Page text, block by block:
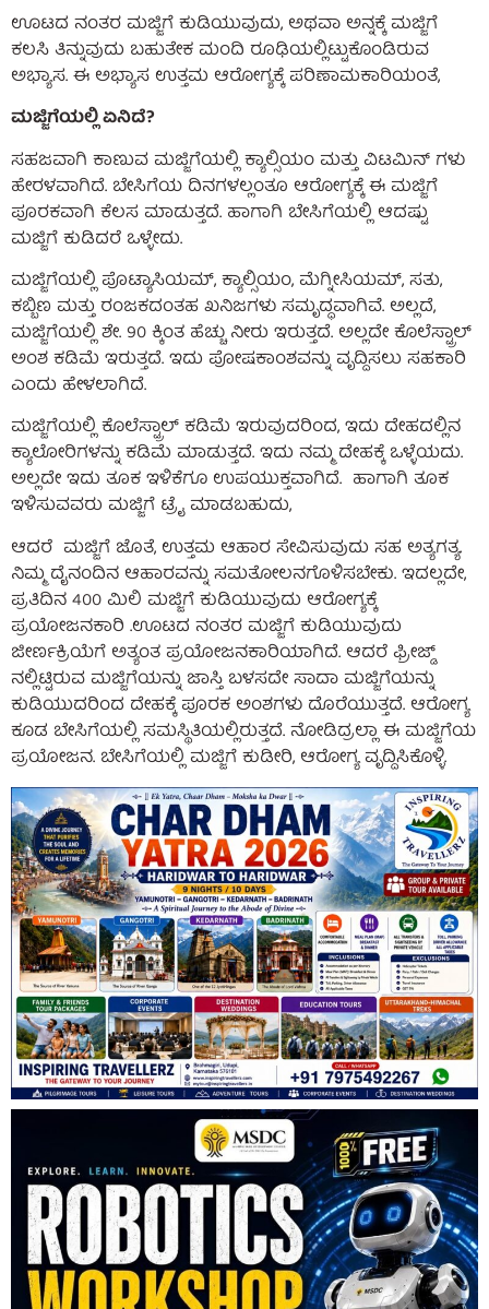
ಊಟದ ನಂತರ ಮಜ್ಜಿಗೆ ಕುಡಿಯುವುದು, ಅಥವಾ ಅನ್ನಕ್ಕೆ ಮಜ್ಜಿಗೆ
ಕಲಸಿ ತಿನ್ನುವುದು ಬಹುತೇಕ ಮಂದಿ ರೂಢಿಯಲ್ಲಿಟ್ಟುಕೊಂಡಿರುವ
ಅಭ್ಯಾಸ. ಈ ಅಭ್ಯಾಸ ಉತ್ತಮ ಆರೋಗ್ಯಕ್ಕೆ ಪರಿಣಾಮಕಾರಿಯಂತೆ,
ಮಜ್ಜಿಗೆಯಲ್ಲಿ ಏನಿದೆ?
ಸಹಜವಾಗಿ ಕಾಣುವ ಮಜ್ಜಿಗೆಯಲ್ಲಿ ಕ್ಯಾಲ್ಸಿಯಂ ಮತ್ತು ವಿಟಮಿನ್ ಗಳು
ಹೇರಳವಾಗಿದೆ. ಬೇಸಿಗೆಯ ದಿನಗಳಲ್ಲಂತೂ ಆರೋಗ್ಯಕ್ಕೆ ಈ ಮಜ್ಜಿಗೆ
ಪೂರಕವಾಗಿ ಕೆಲಸ ಮಾಡುತ್ತದೆ. ಹಾಗಾಗಿ ಬೇಸಿಗೆಯಲ್ಲಿ ಆದಷ್ಟು
ಮಜ್ಜಿಗೆ ಕುಡಿದರೆ ಒಳ್ಳೇದು.
ಮಜ್ಜಿಗೆಯಲ್ಲಿ ಪೊಟ್ಯಾಸಿಯಮ್, ಕ್ಯಾಲ್ಸಿಯಂ, ಮೆಗ್ನೀಸಿಯಮ್, ಸತು,
ಕಬ್ಬಿಣ ಮತ್ತು ರಂಜಕದಂತಹ ಖನಿಜಗಳು ಸಮೃದ್ಧವಾಗಿವೆ. ಅಲ್ಲದೆ,
ಮಜ್ಜಿಗೆಯಲ್ಲಿ ಶೇ. 90 ಕ್ಕಿಂತ ಹೆಚ್ಚು ನೀರು ಇರುತ್ತದೆ. ಅಲ್ಲದೇ ಕೊಲೆಸ್ಟ್ರಾಲ್
ಅಂಶ ಕಡಿಮೆ ಇರುತ್ತದೆ. ಇದು ಪೋಷಕಾಂಶವನ್ನು ವೃದ್ದಿಸಲು ಸಹಕಾರಿ
ಎಂದು ಹೇಳಲಾಗಿದೆ.
ಮಜ್ಜಿಗೆಯಲ್ಲಿ ಕೊಲೆಸ್ಟ್ರಾಲ್ ಕಡಿಮೆ ಇರುವುದರಿಂದ, ಇದು ದೇಹದಲ್ಲಿನ
ಕ್ಯಾಲೋರಿಗಳನ್ನು ಕಡಿಮೆ ಮಾಡುತ್ತದೆ. ಇದು ನಮ್ಮ ದೇಹಕ್ಕೆ ಒಳ್ಳೆಯದು.
ಅಲ್ಲದೇ ಇದು ತೂಕ ಇಳಿಕೆಗೂ ಉಪಯುಕ್ತವಾಗಿದೆ. ಹಾಗಾಗಿ ತೂಕ
ಇಳಿಸುವವರು ಮಜ್ಜಿಗೆ ಟ್ರೈ ಮಾಡಬಹುದು,
ಆದರೆ ಮಜ್ಜಿಗೆ ಜೊತೆ, ಉತ್ತಮ ಆಹಾರ ಸೇವಿಸುವುದು ಸಹ ಅತ್ಯಗತ್ಯ.
ನಿಮ್ಮ ದೈನಂದಿನ ಆಹಾರವನ್ನು ಸಮತೋಲನಗೊಳಿಸಬೇಕು. ಇದಲ್ಲದೇ,
ಪ್ರತಿದಿನ 400 ಮಿಲಿ ಮಜ್ಜಿಗೆ ಕುಡಿಯುವುದು ಆರೋಗ್ಯಕ್ಕೆ
ಪ್ರಯೋಜನಕಾರಿ .ಊಟದ ನಂತರ ಮಜ್ಜಿಗೆ ಕುಡಿಯುವುದು
ಜೀರ್ಣಕ್ರಿಯೆಗೆ ಅತ್ಯಂತ ಪ್ರಯೋಜನಕಾರಿಯಾಗಿದೆ. ಆದರೆ ಫ್ರೀಜ್ಡ್
ನಲ್ಲಿಟ್ಟಿರುವ ಮಜ್ಜಿಗೆಯನ್ನು ಜಾಸ್ತಿ ಬಳಸದೇ ಸಾದಾ ಮಜ್ಜಿಗೆಯನ್ನು
ಕುಡಿಯುದರಿಂದ ದೇಹಕ್ಕೆ ಪೂರಕ ಅಂಶಗಳು ದೊರೆಯುತ್ತದೆ. ಆರೋಗ್ಯ
ಕೂಡ ಬೇಸಿಗೆಯಲ್ಲಿ ಸಮಸ್ಥಿತಿಯಲ್ಲಿರುತ್ತದೆ. ನೋಡಿದ್ರಲ್ಲಾ ಈ ಮಜ್ಜಿಗೆಯ
ಪ್ರಯೋಜನ. ಬೇಸಿಗೆಯಲ್ಲಿ ಮಜ್ಜಿಗೆ ಕುಡೀರಿ, ಆರೋಗ್ಯ ವೃದ್ದಿಸಿಕೊಳ್ಳಿ.